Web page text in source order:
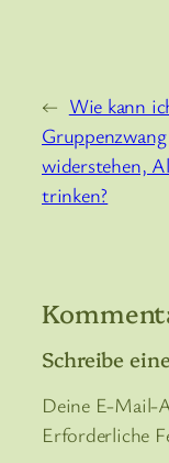
← Wie kann
Gruppenzwang
widerstehen,
trinken?
Schreibe
Deine E-Mail-
Erforderliche